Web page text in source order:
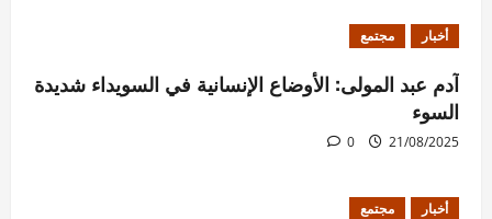
أخبار مجتمع
آدم عبد المولى: الأوضاع الإنسانية في السويداء شديدة
السوء
21/08/2025
0
أخبار مجتمع